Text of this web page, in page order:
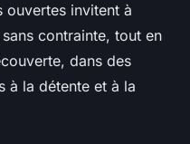
ouvertes invitent à
contrainte, tout en
dans des
à la détente et à la